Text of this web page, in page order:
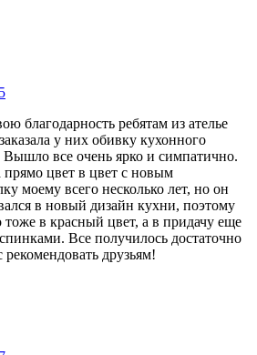
благодарность ребятам из ателье
у них обивку кухонного
Вышло все очень ярко и симпатично.
прямо цвет в цвет с новым
моему всего несколько лет, но он
в новый дизайн кухни, поэтому
тоже в красный цвет, а в придачу еще
Все получилось достаточно
рекомендовать друзьям!